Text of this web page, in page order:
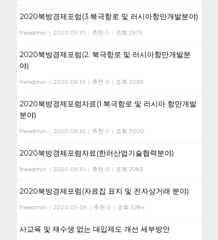
2020북방경제포럼(3.북극항로 및 러시아항만개발분야)
fneadmin | 2020.09.10 | 추천 0 | 조회 2975
2020북방경제포럼(2. 북극항로 및 러시아항만개발분
야)
fneadmin | 2020.09.10 | 추천 0 | 조회 3039
2020북방경제포럼자료(1.북극항로 및 러시아 항만개발
분야)
fneadmin | 2020.09.10 | 추천 0 | 조회 3020
2020북방경제포럼자료(한러산업기술협력분야)
fneadmin | 2020.09.10 | 추천 0 | 조회 2982
2020북방경제포럼(자료집 표지 및 전자상거래 분야)
fneadmin | 2020.09.09 | 추천 0 | 조회 3284
사교육 및 재수생 없는 대입제도 개선 세부방안